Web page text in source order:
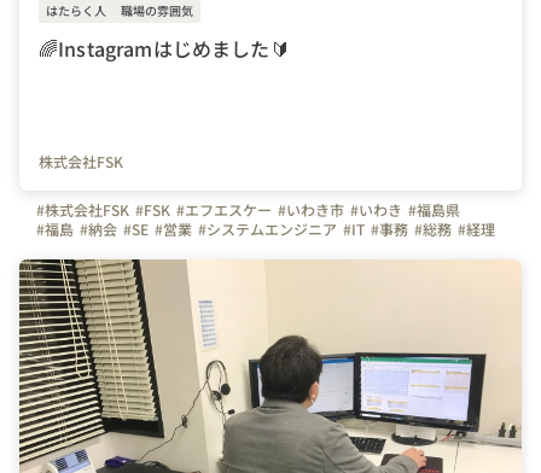
はたらく人 職場の雰囲気
🌈Instagramはじめました🔰
株式会社FSK
#株式会社FSK #FSK #エフエスケー #いわき市 #いわき #福島県
#福島 #納会 #SE #営業 #システムエンジニア #IT #事務 #総務 #経理
#会社の推しポイント